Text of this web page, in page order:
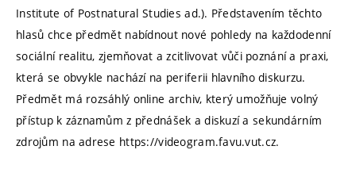
Institute of Postnatural Studies ad.). Představením těchto
hlasů chce předmět nabídnout nové pohledy na každodenní
sociální realitu, zjemňovat a zcitlivovat vůči poznání a praxi,
která se obvykle nachází na periferii hlavního diskurzu.
Předmět má rozsáhlý online archiv, který umožňuje volný
přístup k záznamům z přednášek a diskuzí a sekundárním
zdrojům na adrese https://videogram.favu.vut.cz.